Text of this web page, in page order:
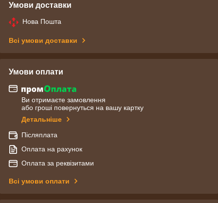
Умови доставки
Нова Пошта
Всі умови доставки
Умови оплати
Ви отримаєте замовлення
або гроші повернуться на вашу картку
Детальніше
Післяплата
Оплата на рахунок
Оплата за реквізитами
Всі умови оплати